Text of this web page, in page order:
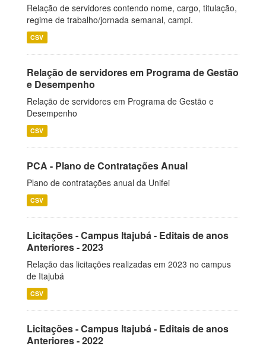
Relação de servidores contendo nome, cargo, titulação,
regime de trabalho/jornada semanal, campi.
CSV
Relação de servidores em Programa de Gestão
e Desempenho
Relação de servidores em Programa de Gestão e
Desempenho
CSV
PCA - Plano de Contratações Anual
Plano de contratações anual da Unifei
CSV
Licitações - Campus Itajubá - Editais de anos
Anteriores - 2023
Relação das licitações realizadas em 2023 no campus
de Itajubá
CSV
Licitações - Campus Itajubá - Editais de anos
Anteriores - 2022